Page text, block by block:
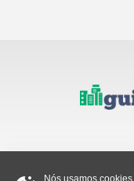
Nós usamos